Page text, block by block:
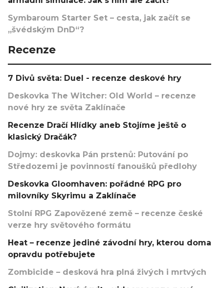
Symbaroum Starter Set – cesta, jak začít se
„švédským DnD“?
Recenze
7 Divů světa: Duel - recenze deskové hry
Deskovka The Witcher: Old World – recenze
nové hry ze světa Zaklínače
Recenze Dračí Hlídky aneb Stojíme ještě o
klasický Dračák?
Dojmy: deskovka Pán prstenů: Putování po
Středozemi je povinností fanoušků předlohy
Deskovka Gloomhaven: pořádné RPG pro
milovníky Skyrimu a Zaklínače
Stolní RPG Zapovězené země – recenze české
verze hry světového formátu
Heat – recenze jediné závodní hry, kterou doma
opravdu potřebujete
Zombicide – desková hra plná živých i mrtvých